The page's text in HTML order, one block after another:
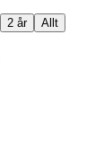
2 år Allt